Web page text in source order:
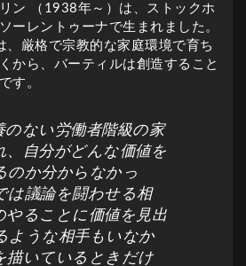
ン （1938年～）は、ストックホ
ーレントゥーナで生まれました。
、厳格で宗教的な家庭環境で育ち
から、バーティルは創造すること
す。
のない労働者階級の家
、自分がどんな価値を
のか分からなかっ
は議論を闘わせる相
やることに価値を見出
ような相手もいなか
描いているときだけ